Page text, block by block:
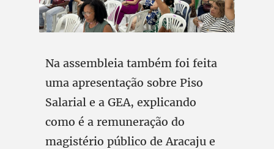
Na assembleia também foi feita
uma apresentação sobre Piso
Salarial e a GEA, explicando
como é a remuneração do
magistério público de Aracaju e